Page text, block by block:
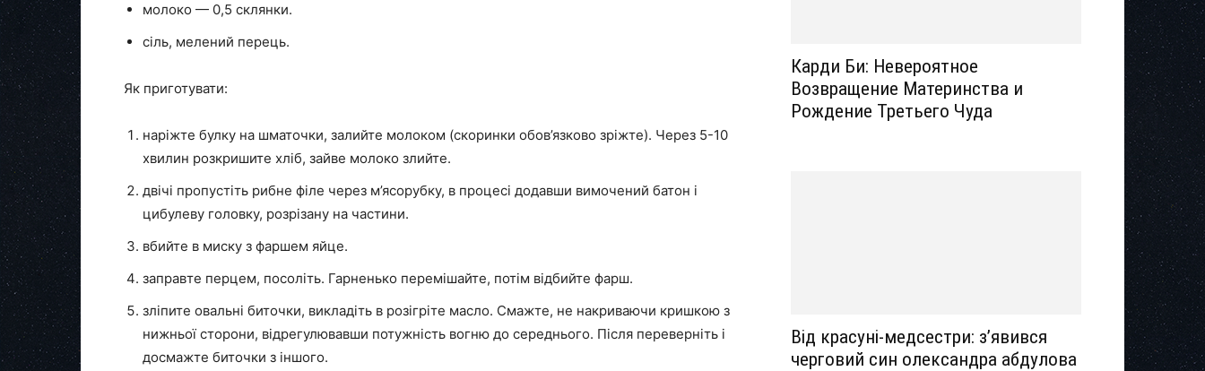
молоко — 0,5 склянки.
сіль, мелений перець.
Як приготувати:
наріжте булку на шматочки, залийте молоком (скоринки обов’язково зріжте). Через 5-10
хвилин розкришите хліб, зайве молоко злийте.
двічі пропустіть рибне філе через м’ясорубку, в процесі додавши вимочений батон і
цибулеву головку, розрізану на частини.
вбийте в миску з фаршем яйце.
заправте перцем, посоліть. Гарненько перемішайте, потім відбийте фарш.
зліпите овальні биточки, викладіть в розігріте масло. Смажте, не накриваючи кришкою з
нижньої сторони, відрегулювавши потужність вогню до середнього. Після переверніть і
досмажте биточки з іншого.
Карди Би: Невероятное
Возвращение Материнства и
Рождение Третьего Чуда
Від красуні-медсестри: з’явився
черговий син олександра абдулова